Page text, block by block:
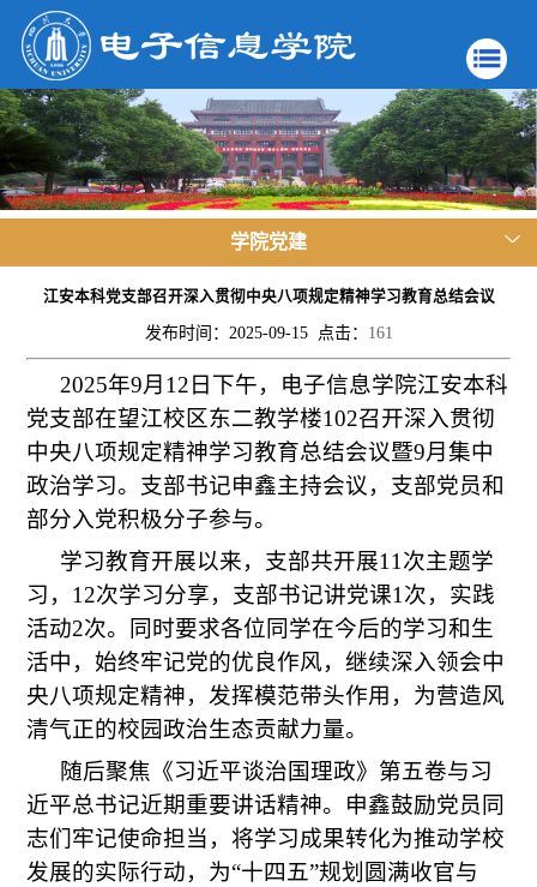
学院党建
江安本科党支部召开深入贯彻中央八项规定精神学习教育总结会议
发布时间：2025-09-15 点击： 161
2025年9月12日下午，电子信息学院江安本科
党支部在望江校区东二教学楼102召开深入贯彻
中央八项规定精神学习教育总结会议暨9月集中
政治学习。支部书记申鑫主持会议，支部党员和
部分入党积极分子参与。
学习教育开展以来，支部共开展11次主题学
习，12次学习分享，支部书记讲党课1次，实践
活动2次。同时要求各位同学在今后的学习和生
活中，始终牢记党的优良作风，继续深入领会中
央八项规定精神，发挥模范带头作用，为营造风
清气正的校园政治生态贡献力量。
随后聚焦《习近平谈治国理政》第五卷与习
近平总书记近期重要讲话精神。申鑫鼓励党员同
志们牢记使命担当，将学习成果转化为推动学校
发展的实际行动，为“十四五”规划圆满收官与